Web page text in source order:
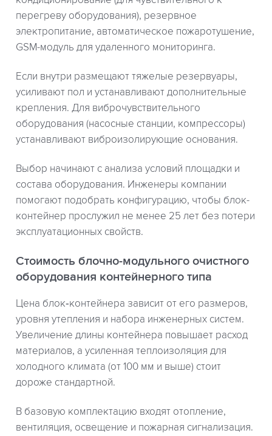
перегреву оборудования), резервное
электропитание, автоматическое пожаротушение,
GSM-модуль для удаленного мониторинга.
Если внутри размещают тяжелые резервуары,
усиливают пол и устанавливают дополнительные
крепления. Для виброчувствительного
оборудования (насосные станции, компрессоры)
устанавливают виброизолирующие основания.
Выбор начинают с анализа условий площадки и
состава оборудования. Инженеры компании
помогают подобрать конфигурацию, чтобы блок-
контейнер прослужил не менее 25 лет без потери
эксплуатационных свойств.
Стоимость блочно-модульного очистного
оборудования контейнерного типа
Цена блок‑контейнера зависит от его размеров,
уровня утепления и набора инженерных систем.
Увеличение длины контейнера повышает расход
материалов, а усиленная теплоизоляция для
холодного климата (от 100 мм и выше) стоит
дороже стандартной.
В базовую комплектацию входят отопление,
вентиляция, освещение и пожарная сигнализация.